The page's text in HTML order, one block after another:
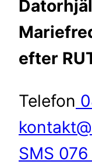
efter
Telefon
SMS